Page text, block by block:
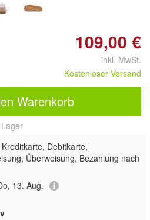
109,00 €
inkl. MwSt.
Kostenloser Versand
Warenkorb
Debitkarte,
Überweisung, Bezahlung nach
13. Aug.